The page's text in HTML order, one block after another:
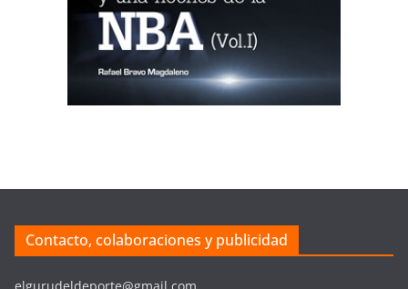
Contacto, colaboraciones y publicidad